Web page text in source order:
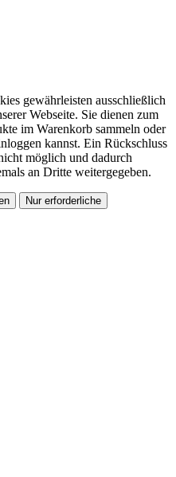
gewährleisten ausschließlich
Webseite. Sie dienen zum
im Warenkorb sammeln oder
kannst. Ein Rückschluss
möglich und dadurch
an Dritte weitergegeben.
Nur erforderliche